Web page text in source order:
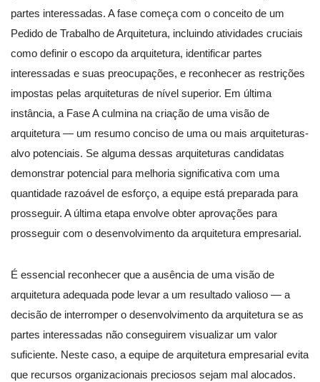
partes interessadas. A fase começa com o conceito de um
Pedido de Trabalho de Arquitetura, incluindo atividades cruciais
como definir o escopo da arquitetura, identificar partes
interessadas e suas preocupações, e reconhecer as restrições
impostas pelas arquiteturas de nível superior. Em última
instância, a Fase A culmina na criação de uma visão de
arquitetura — um resumo conciso de uma ou mais arquiteturas-
alvo potenciais. Se alguma dessas arquiteturas candidatas
demonstrar potencial para melhoria significativa com uma
quantidade razoável de esforço, a equipe está preparada para
prosseguir. A última etapa envolve obter aprovações para
prosseguir com o desenvolvimento da arquitetura empresarial.
É essencial reconhecer que a ausência de uma visão de
arquitetura adequada pode levar a um resultado valioso — a
decisão de interromper o desenvolvimento da arquitetura se as
partes interessadas não conseguirem visualizar um valor
suficiente. Neste caso, a equipe de arquitetura empresarial evita
que recursos organizacionais preciosos sejam mal alocados.